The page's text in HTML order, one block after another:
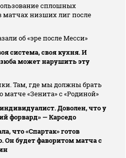
сплошных
матчах низших лиг после
об «эре после Месси»
система, своя кухня. И
может нарушить эту
Там, где мы должны брать
«Зенита» с «Родиной»
Доволен, что у
форвард» — Карседо
что «Спартак» готов
Он будет фаворитом матча с